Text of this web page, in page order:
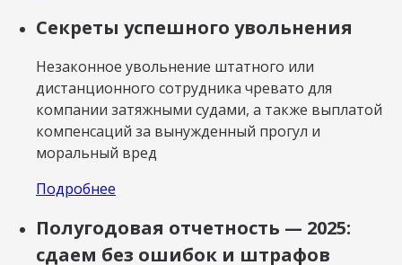
Секреты успешного увольнения
Незаконное увольнение штатного или
дистанционного сотрудника чревато для
компании затяжными судами, а также выплатой
компенсаций за вынужденный прогул и
моральный вред
Подробнее
Полугодовая отчетность — 2025:
сдаем без ошибок и штрафов